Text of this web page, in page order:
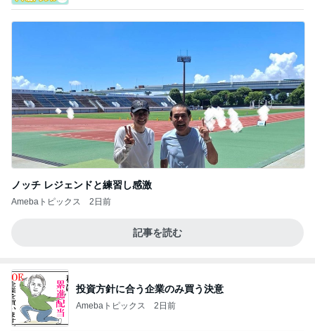
ノッチ レジェンドと練習し感激
Amebaトピックス 2日前
記事を読む
投資方針に合う企業のみ買う決意
Amebaトピックス 2日前